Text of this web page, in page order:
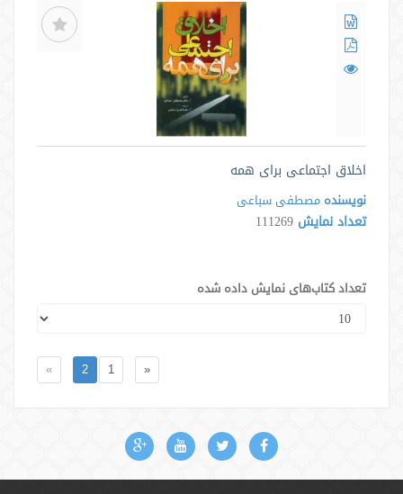
اخلاق اجتماعی برای همه
نویسنده مصطفی سباعی
تعداد نمایش 111269
تعداد کتاب‌های نمایش داده شده
«
1
2
»